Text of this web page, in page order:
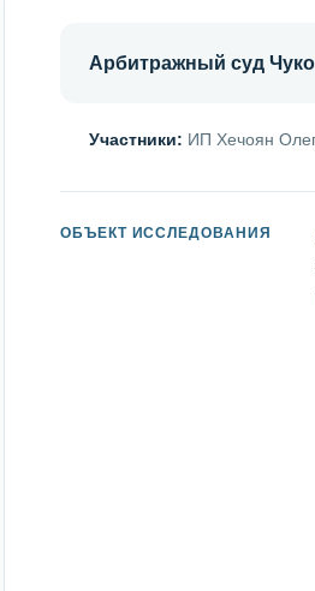
Арбитражный суд
Участники: ИП Хечоян
ОБЪЕКТ ИССЛЕДОВАНИЯ